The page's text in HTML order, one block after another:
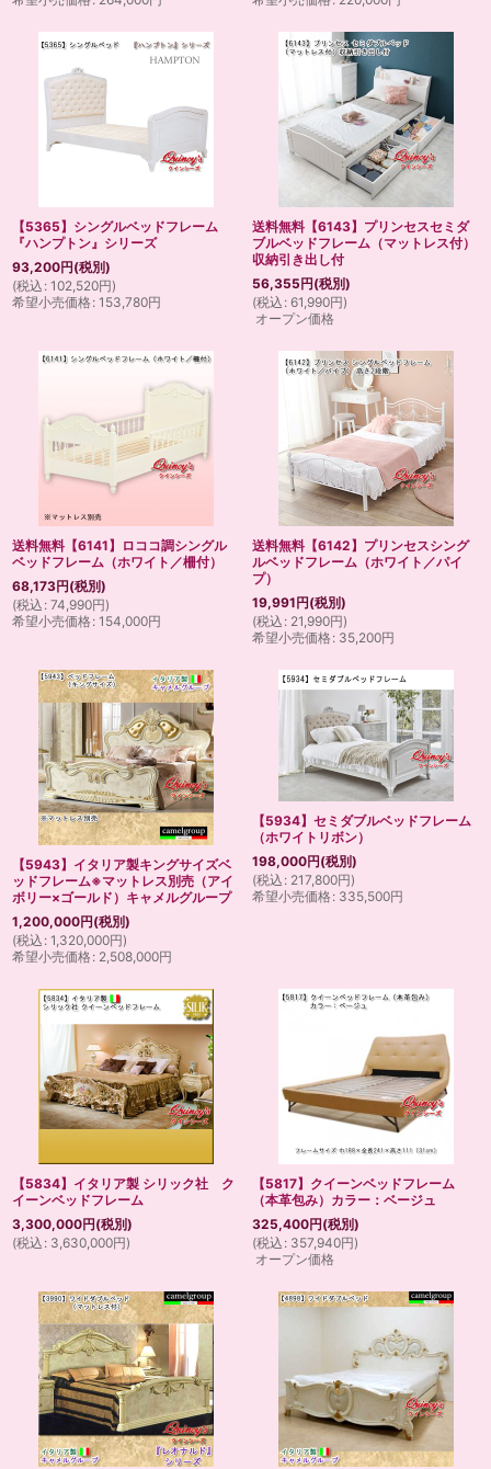
【5365】シングルベッドフレーム
『ハンプトン』シリーズ
93,200円(税別)
(税込 : 102,520円)
希望小売価格: 153,780円
送料無料【6143】プリンセスセミダ
ブルベッドフレーム（マットレス付）
収納引き出し付
56,355円(税別)
(税込 : 61,990円)
オープン価格
送料無料【6141】ロココ調シングル
ベッドフレーム（ホワイト／柵付）
68,173円(税別)
(税込 : 74,990円)
希望小売価格: 154,000円
送料無料【6142】プリンセスシング
ルベッドフレーム（ホワイト／パイ
プ）
19,991円(税別)
(税込 : 21,990円)
希望小売価格: 35,200円
【5943】イタリア製キングサイズベ
ッドフレーム※マットレス別売（アイ
ボリー×ゴールド）キャメルグループ
1,200,000円(税別)
(税込 : 1,320,000円)
希望小売価格: 2,508,000円
【5934】セミダブルベッドフレーム
（ホワイトリボン）
198,000円(税別)
(税込 : 217,800円)
希望小売価格: 335,500円
【5834】イタリア製 シリック社 ク
イーンベッドフレーム
3,300,000円(税別)
(税込 : 3,630,000円)
【5817】クイーンベッドフレーム
（本革包み）カラー：ベージュ
325,400円(税別)
(税込 : 357,940円)
オープン価格